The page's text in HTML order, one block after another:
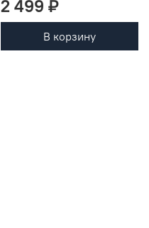
2 499 ₽
В корзину